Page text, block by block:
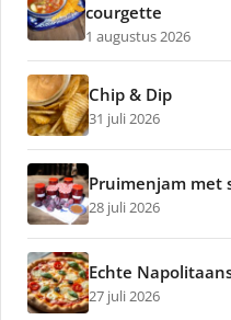
courgette
1 augustus 2026
Chip & Dip
31 juli 2026
Pruimenjam met
28 juli 2026
Echte
27 juli 2026